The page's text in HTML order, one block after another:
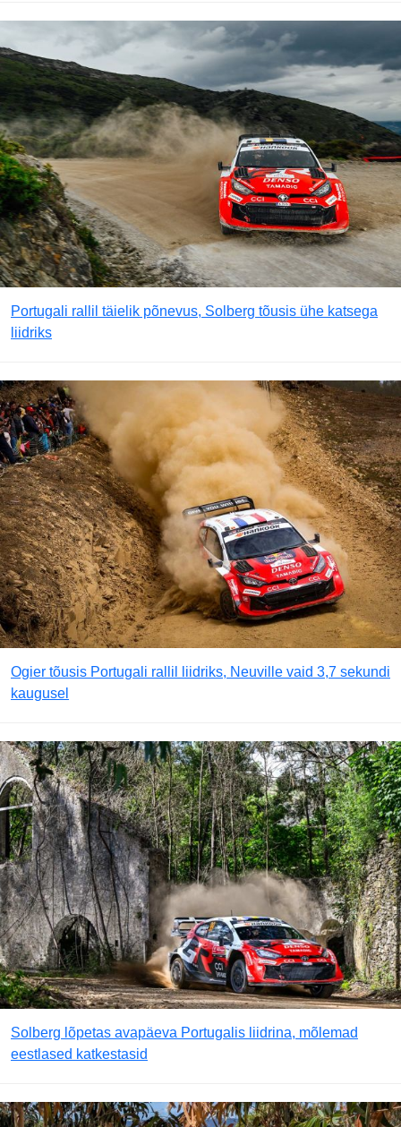
Portugali rallil täielik põnevus, Solberg tõusis ühe katsega
liidriks
Ogier tõusis Portugali rallil liidriks, Neuville vaid 3,7 sekundi
kaugusel
Solberg lõpetas avapäeva Portugalis liidrina, mõlemad
eestlased katkestasid